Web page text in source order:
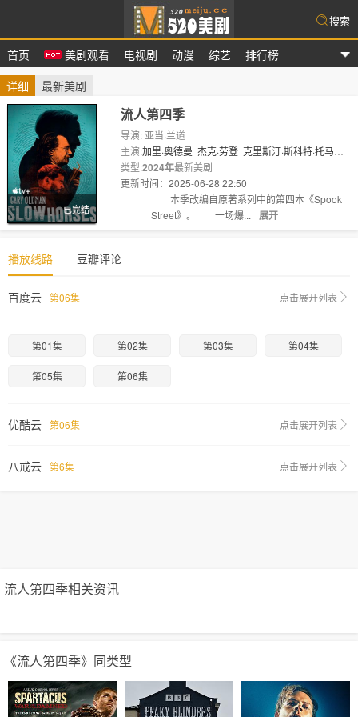
首页 美剧观看 电视剧 动漫 综艺 排行榜
搜索
详细 最新美剧
已完结
流人第四季
导演: 亚当·兰道
主演:加里·奥德曼 杰克·劳登 克里斯汀·斯科特·托马
斯 萨斯基亚·里维斯 罗莎琳德·以利亚撒
钟 艾米-费欧‧..
类型:2024年最新美剧
更新时间：2025-06-28 22:50
本季改编自原著系列中的第四本《Spook
Street》。 一场爆...
展开
播放线路 豆瓣评论
百度云 第06集 点击展开列表
第01集 第02集 第03集 第04集
第05集 第06集
优酷云 第06集 点击展开列表
八戒云 第6集 点击展开列表
流人第四季相关资讯
《流人第四季》同类型